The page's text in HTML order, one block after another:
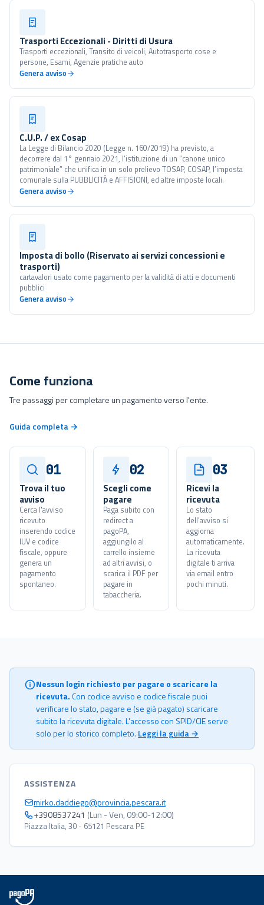
Trasporti Eccezionali - Diritti di Usura
Trasporti eccezionali, Transito di veicoli, Autotrasporto cose e
persone, Esami, Agenzie pratiche auto
Genera avviso
C.U.P. / ex Cosap
La Legge di Bilancio 2020 (Legge n. 160/2019) ha previsto, a
decorrere dal 1° gennaio 2021, l’istituzione di un “canone unico
patrimoniale” che unifica in un solo prelievo TOSAP, COSAP, l’imposta
comunale sulla PUBBLICITÀ e AFFISIONI, ed altre imposte locali.
Genera avviso
Imposta di bollo (Riservato ai servizi concessioni e
trasporti)
cartavalori usato come pagamento per la validità di atti e documenti
pubblici
Genera avviso
Come funziona
Tre passaggi per completare un pagamento verso l'ente.
Guida completa →
01
Trova il tuo
avviso
Cerca l'avviso
ricevuto
inserendo codice
IUV e codice
fiscale, oppure
genera un
pagamento
spontaneo.
02
Scegli come
pagare
Paga subito con
redirect a
pagoPA,
aggiungilo al
carrello insieme
ad altri avvisi, o
scarica il PDF per
pagare in
tabaccheria.
03
Ricevi la
ricevuta
Lo stato
dell'avviso si
aggiorna
automaticamente.
La ricevuta
digitale ti arriva
via email entro
pochi minuti.
Nessun login richiesto per pagare o scaricare la
ricevuta.Con codice avviso e codice fiscale puoi
verificare lo stato, pagare e (se già pagato) scaricare
subito la ricevuta digitale. L'accesso con SPID/CIE serve
solo per lo storico completo. Leggi la guida →
ASSISTENZA
mirko.daddiego@provincia.pescara.it
+3908537241 (Lun - Ven, 09:00-12:00)
Piazza Italia, 30 - 65121 Pescara PE